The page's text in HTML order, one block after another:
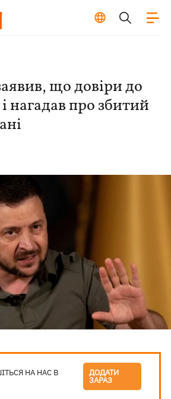
що довіри до
нагадав про збитий
НА НАС В ДОДАТИ
ЗАРАЗ